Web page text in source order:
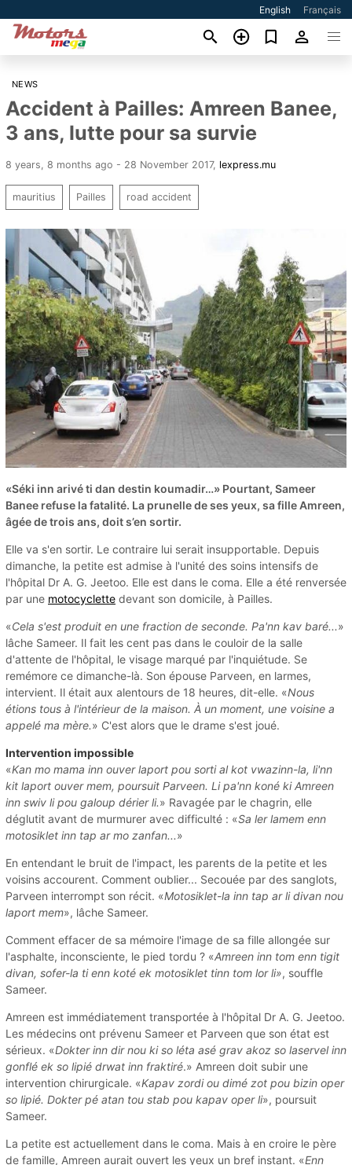
English Français
NEWS
Accident à Pailles: Amreen Banee,
3 ans, lutte pour sa survie
8 years, 8 months ago - 28 November 2017, lexpress.mu
mauritius Pailles road accident
«Séki inn arivé ti dan destin koumadir…» Pourtant, Sameer
Banee refuse la fatalité. La prunelle de ses yeux, sa fille Amreen,
âgée de trois ans, doit s’en sortir.
Elle va s'en sortir. Le contraire lui serait insupportable. Depuis
dimanche, la petite est admise à l'unité des soins intensifs de
l'hôpital Dr A. G. Jeetoo. Elle est dans le coma. Elle a été renversée
par une motocyclette devant son domicile, à Pailles.
«Cela s'est produit en une fraction de seconde. Pa'nn kav baré...»
lâche Sameer. Il fait les cent pas dans le couloir de la salle
d'attente de l'hôpital, le visage marqué par l'inquiétude. Se
remémore ce dimanche-là. Son épouse Parveen, en larmes,
intervient. Il était aux alentours de 18 heures, dit-elle. «Nous
étions tous à l'intérieur de la maison. À un moment, une voisine a
appelé ma mère.» C'est alors que le drame s'est joué.
Intervention impossible
«Kan mo mama inn ouver laport pou sorti al kot vwazinn-la, li'nn
kit laport ouver mem, poursuit Parveen. Li pa'nn koné ki Amreen
inn swiv li pou galoup dérier li.» Ravagée par le chagrin, elle
déglutit avant de murmurer avec difficulté : «Sa ler lamem enn
motosiklet inn tap ar mo zanfan...»
En entendant le bruit de l'impact, les parents de la petite et les
voisins accourent. Comment oublier... Secouée par des sanglots,
Parveen interrompt son récit. «Motosiklet-la inn tap ar li divan nou
laport mem», lâche Sameer.
Comment effacer de sa mémoire l'image de sa fille allongée sur
l'asphalte, inconsciente, le pied tordu ? «Amreen inn tom enn tigit
divan, sofer-la ti enn koté ek motosiklet tinn tom lor li», souffle
Sameer.
Amreen est immédiatement transportée à l'hôpital Dr A. G. Jeetoo.
Les médecins ont prévenu Sameer et Parveen que son état est
sérieux. «Dokter inn dir nou ki so léta asé grav akoz so laservel inn
gonflé ek so lipié drwat inn fraktiré.» Amreen doit subir une
intervention chirurgicale. «Kapav zordi ou dimé zot pou bizin oper
so lipié. Dokter pé atan tou stab pou kapav oper li», poursuit
Sameer.
La petite est actuellement dans le coma. Mais à en croire le père
de famille, Amreen aurait ouvert les yeux un bref instant. «Enn